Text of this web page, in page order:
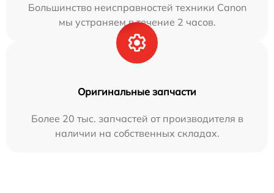
Большинство неисправностей техники Canon
мы устраняем в течение 2 часов.
Оригинальные запчасти
Более 20 тыс. запчастей от производителя в
наличии на собственных складах.